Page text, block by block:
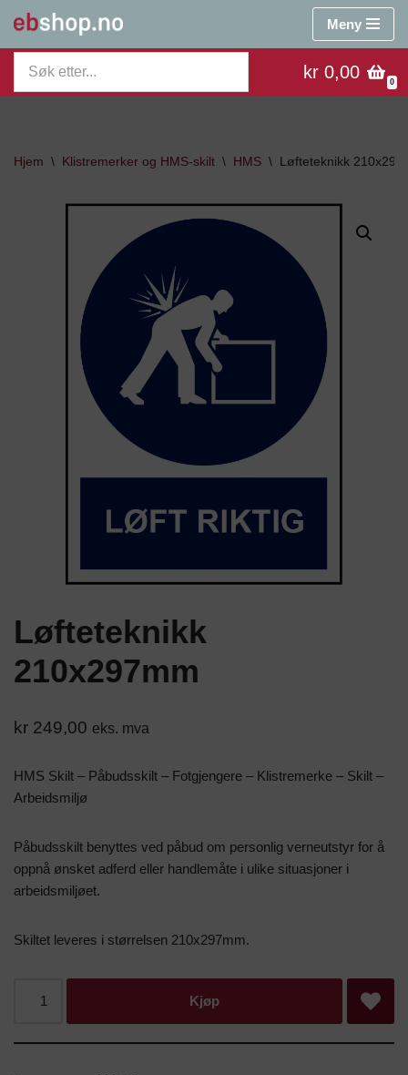
Hopp
innholdet
Meny
kr 0,00 0
Hjem \ Klistremerker og HMS-skilt \ HMS \ Løfteteknikk
Løfteteknikk
210x297mm
kr 249,00 eks. mva
HMS Skilt – Påbudsskilt – Fotgjengere – Klistremerke – Skilt –
Arbeidsmiljø
Påbudsskilt benyttes ved påbud om personlig verneutstyr for å
oppnå ønsket adferd eller handlemåte i ulike situasjoner i
arbeidsmiljøet.
Skiltet leveres i størrelsen 210x297mm.
Kjøp